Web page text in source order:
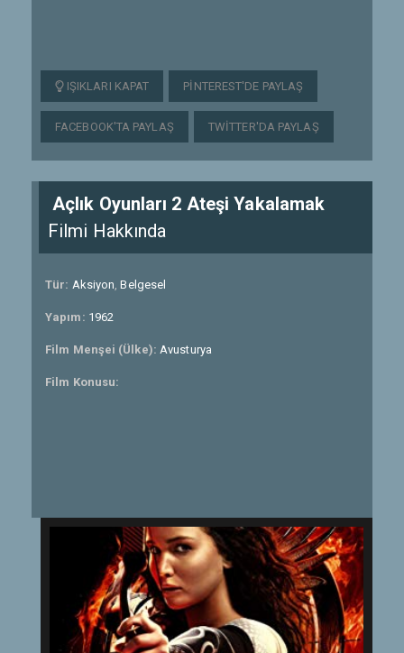
IŞIKLARI KAPAT PINTEREST'DE PAYLAŞ
FACEBOOK'TA PAYLAŞ TWITTER'DA PAYLAŞ
Açlık Oyunları 2 Ateşi Yakalamak
Filmi Hakkında
Tür: Aksiyon,Belgesel
Yapım: 1962
Film Menşei (Ülke): Avusturya
Film Konusu: